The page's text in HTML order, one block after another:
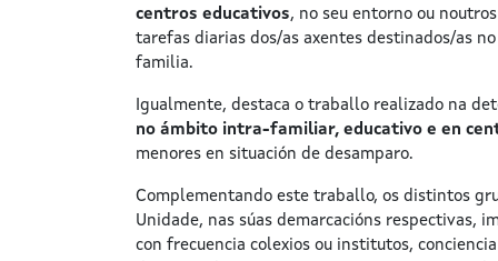
centros educativos, no seu entorno ou
tarefas diarias dos/as axentes destinados/as
familia.
Igualmente, destaca o traballo realizado na
no ámbito intra-familiar, educativo e en
menores en situación de desamparo.
Complementando este traballo, os distintos
Unidade, nas súas demarcacións respectivas,
con frecuencia colexios ou institutos,